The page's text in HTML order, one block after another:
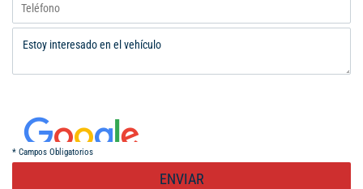
* Campos Obligatorios
ENVIAR